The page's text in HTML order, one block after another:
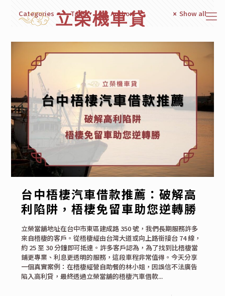
Categories Tags Authors Show all
台中梧棲汽車借款推薦：破解高
利陷阱，梧棲免留車助您逆轉勝
立榮當舖地址在台中市東區建成路 350 號，我們長期服務許多
來自梧棲的客戶。從梧棲經由台灣大道或向上路銜接台 74 線，
約 25 至 30 分鐘即可抵達。許多客戶認為，為了找到比梧棲當
鋪更專業、利息更透明的服務，這段車程非常值得。今天分享
一個真實案例：在梧棲經營自助餐的林小姐，因誤信不法廣告
陷入高利貸，最終透過立榮當舖的梧棲汽車借款...